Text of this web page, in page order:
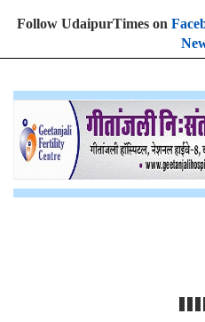
Follow UdaipurTimes on